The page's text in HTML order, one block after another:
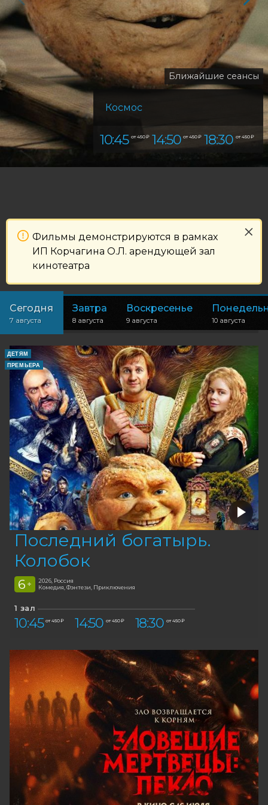
Ближайшие сеансы
Космос
10:45 от 450 ₽ 14:50 от 450 ₽ 18:30 от 450 ₽
Фильмы демонстрируются в рамках
ИП Корчагина О.Л. арендующей зал
кинотеатра
Сегодня
7 августа
Завтра
8 августа
Воскресенье
9 августа 10 августа
ДЕТЯМ
ПРЕМЬЕРА
Последний богатырь.
Колобок
6 +
2026, Россия
Комедия, Фэнтези, Приключения
1 зал
10:45 от 450 ₽ 14:50 от 450 ₽ 18:30 от 450 ₽